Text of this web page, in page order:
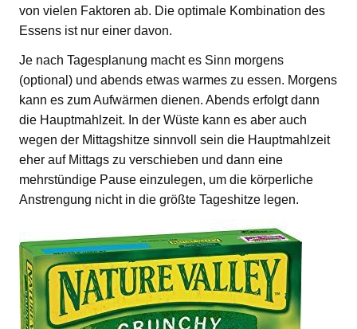
von vielen Faktoren ab. Die optimale Kombination des
Essens ist nur einer davon.
Je nach Tagesplanung macht es Sinn morgens
(optional) und abends etwas warmes zu essen. Morgens
kann es zum Aufwärmen dienen. Abends erfolgt dann
die Hauptmahlzeit. In der Wüste kann es aber auch
wegen der Mittagshitze sinnvoll sein die Hauptmahlzeit
eher auf Mittags zu verschieben und dann eine
mehrstündige Pause einzulegen, um die körperliche
Anstrengung nicht in die größte Tageshitze legen.